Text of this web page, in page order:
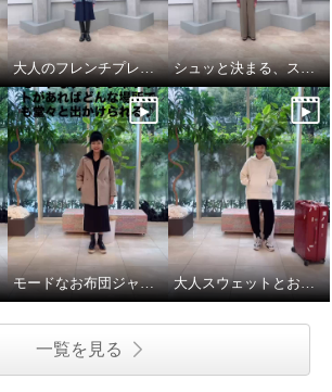
大人のフレンチプレッピーが新トレンド シュッと決まる、スマートなパンツルック
モードなお布団ジャケットと大人パーカで気分上々♪ 大人スウェットとお布団ジャケットで、旅慣れた冬旅行コーデ
一覧を見る